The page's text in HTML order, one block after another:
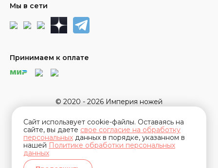
Мы в сети
Принимаем к оплате
© 2020 - 2026 Империя ножей
Сайт использвует cookie-файлы. Оставаясь на
сайте, вы даете свое согласие на обработку
персональных данных в порядке, указанном в
нашей Политике обработки персональных
данных